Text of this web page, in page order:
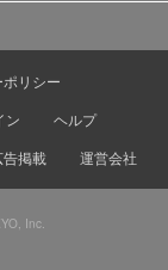
リシー
ン
ヘルプ
告掲載 運営会社
Inc.